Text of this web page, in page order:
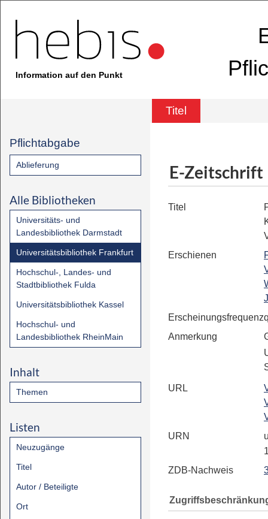
Information auf den Punkt
Titel
Pflichtabgabe
Ablieferung
Alle Bibliotheken
Universitäts- und
Landesbibliothek Darmstadt
Universitätsbibliothek Frankfurt
Hochschul-, Landes- und
Stadtbibliothek Fulda
Universitätsbibliothek Kassel
Hochschul- und
Landesbibliothek RheinMain
Inhalt
Themen
Listen
Neuzugänge
Titel
Autor / Beteiligte
Ort
E-Zeitschrift
Titel
Erschienen
Erscheinungsfrequenz
Anmerkung
URL
URN
ZDB-Nachweis